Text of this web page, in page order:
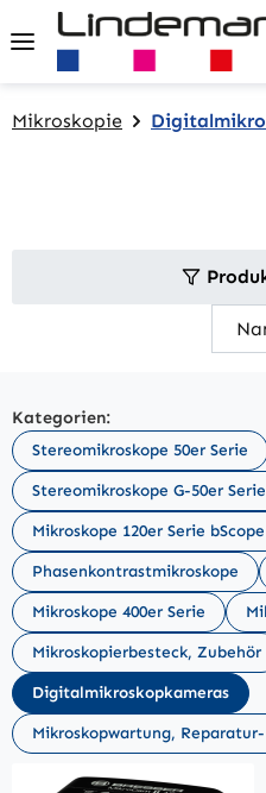
Zum Hauptinhalt springen
Mikroskopie
Kategorien:
Stereomikroskope 50er Serie
Stereomikroskope G-50er Serie
Mikroskope 120er Serie bScope
Phasenkontrastmikroskope
Mikroskope 400er Serie
Mikroskopierbesteck, Zubehör
Digitalmikroskopkameras
Mikroskopwartung,